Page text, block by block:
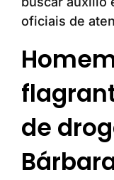
oficiais de
de